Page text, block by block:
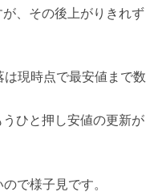
、その後上がりきれず
現時点で最安値まで数
ひと押し安値の更新が
で様子見です。